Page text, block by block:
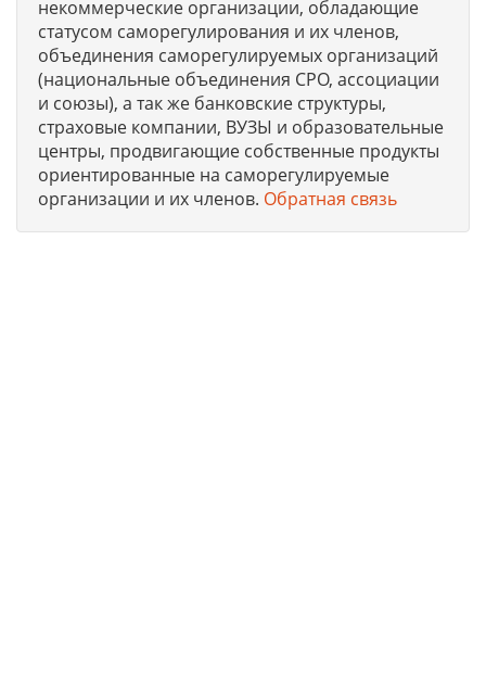
некоммерческие организации, обладающие
статусом саморегулирования и их членов,
объединения саморегулируемых организаций
(национальные объединения СРО, ассоциации
и союзы), а так же банковские структуры,
страховые компании, ВУЗЫ и образовательные
центры, продвигающие собственные продукты
ориентированные на саморегулируемые
организации и их членов. Обратная связь